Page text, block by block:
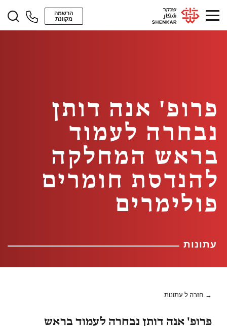
הרשמה
מקוונת
פרופ' אנה דותן
נבחרה לעמוד
בראש המחלקה
להנדסת חומרים
פולימרים
עתונות
→ חזרה ל עתונות
פרופ' אנה דותן נבחרה לעמוד בראש